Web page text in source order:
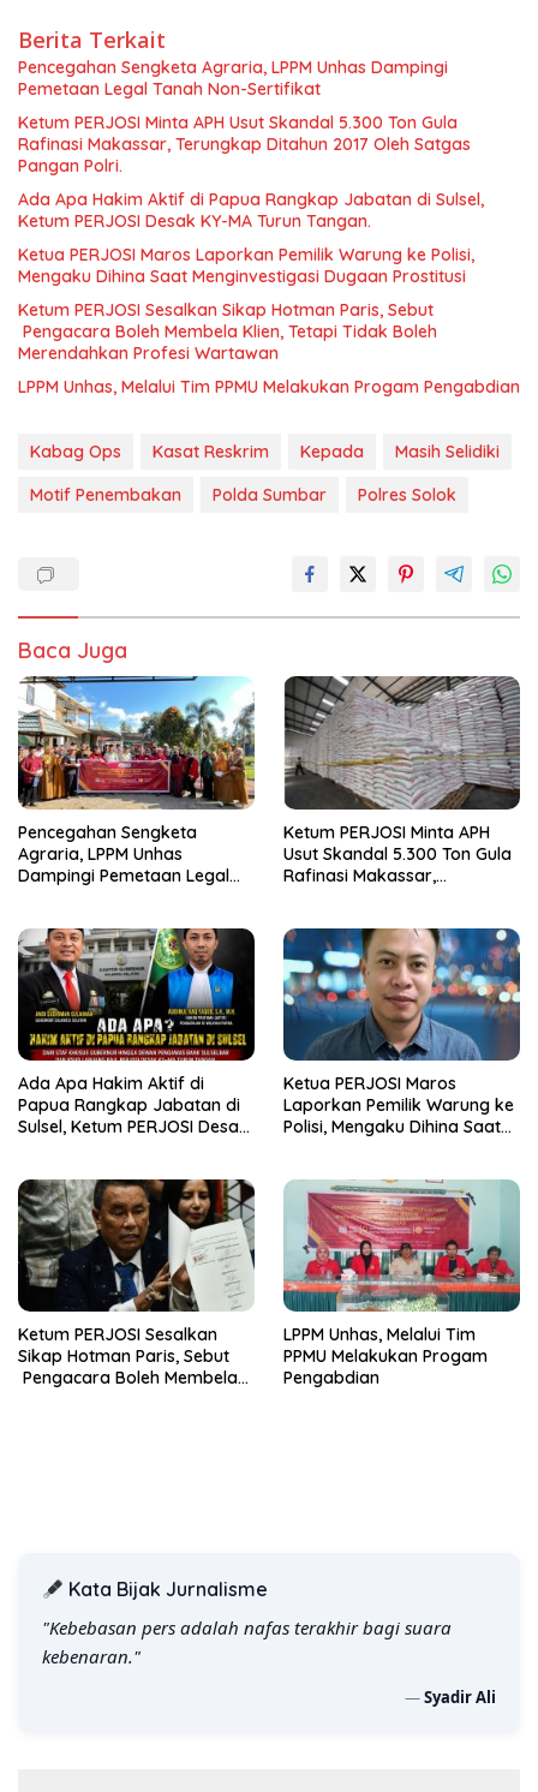
Berita Terkait
Pencegahan Sengketa Agraria, LPPM Unhas Dampingi
Pemetaan Legal Tanah Non-Sertifikat
Ketum PERJOSI Minta APH Usut Skandal 5.300 Ton Gula
Rafinasi Makassar, Terungkap Ditahun 2017 Oleh Satgas
Pangan Polri.
Ada Apa Hakim Aktif di Papua Rangkap Jabatan di Sulsel,
Ketum PERJOSI Desak KY-MA Turun Tangan.
Ketua PERJOSI Maros Laporkan Pemilik Warung ke Polisi,
Mengaku Dihina Saat Menginvestigasi Dugaan Prostitusi
Ketum PERJOSI Sesalkan Sikap Hotman Paris, Sebut
Pengacara Boleh Membela Klien, Tetapi Tidak Boleh
Merendahkan Profesi Wartawan
LPPM Unhas, Melalui Tim PPMU Melakukan Progam Pengabdian
Kabag Ops Kasat Reskrim Kepada
Masih Selidiki
Motif Penembakan
Polda Sumbar Polres Solok
Baca Juga
Pencegahan Sengketa
Agraria, LPPM Unhas
Dampingi Pemetaan Legal
Ketum PERJOSI Minta APH
Usut Skandal 5.300 Ton Gula
Rafinasi Makassar,
Ada Apa Hakim Aktif di
Papua Rangkap Jabatan di
Sulsel, Ketum PERJOSI Desak
Ketua PERJOSI Maros
Laporkan Pemilik Warung ke
Polisi, Mengaku Dihina Saat
Ketum PERJOSI Sesalkan
Sikap Hotman Paris, Sebut
Pengacara Boleh Membela
LPPM Unhas, Melalui Tim
PPMU Melakukan Progam
Pengabdian
Kata Bijak Jurnalisme
"Kebebasan pers adalah nafas terakhir bagi suara
kebenaran."
—Syadir Ali